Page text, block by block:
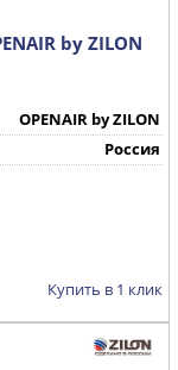
by ZILON
OPENAIR by ZILON
Россия
Купить в 1 клик